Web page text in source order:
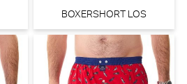
BOXERSHORT LOS